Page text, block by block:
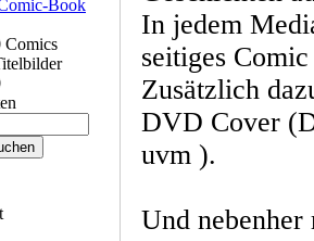
Comics
In jedem
seitiges
Zusätzlich
DVD Cover
uvm ).
Und nebenher